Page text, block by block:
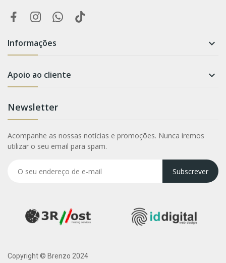
Informações 
Apoio ao cliente 
Newsletter
Acompanhe as nossas notícias e promoções. Nunca iremos
utilizar o seu email para spam.
Subscrever
Copyright © Brenzo 2024